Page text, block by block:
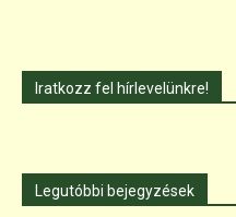
Iratkozz fel hírlevelünkre!
Legutóbbi bejegyzések